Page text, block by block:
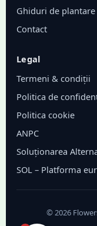
Ghiduri de plantare
Contact
Legal
Termeni & condiții
Politica de
Politica cookie
ANPC
Soluționarea
SOL – Platforma
© 2026